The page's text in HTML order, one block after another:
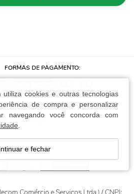
utiliza cookies e outras tecnologias
de compra e personalizar
navegando você concorda com
e fechar
FORMAS DE PAGAMENTO: